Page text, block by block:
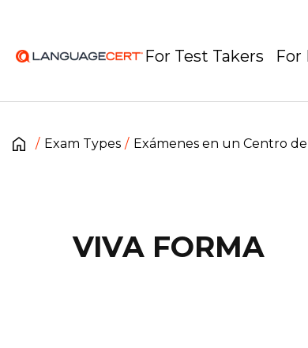
For Test Takers
Exam Types Exámenes en un Centro
VIVA FORMA